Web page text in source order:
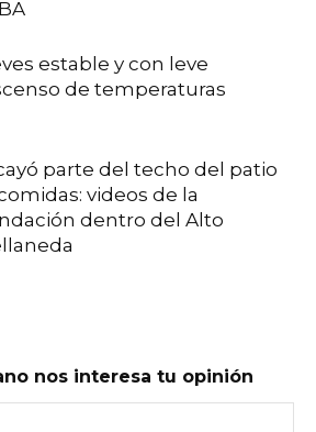
estable y con leve
de temperaturas
parte del techo del patio
videos de la
dentro del Alto
nos interesa tu opinión